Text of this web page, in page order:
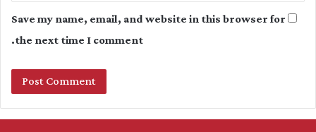
Save my name, email, and website in this browser for
the next time I comment.